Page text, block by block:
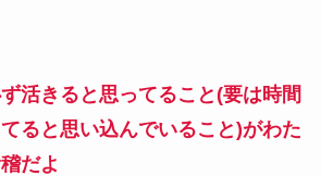
活きると思ってること(要は時間
ると思い込んでいること)がわた
だよ